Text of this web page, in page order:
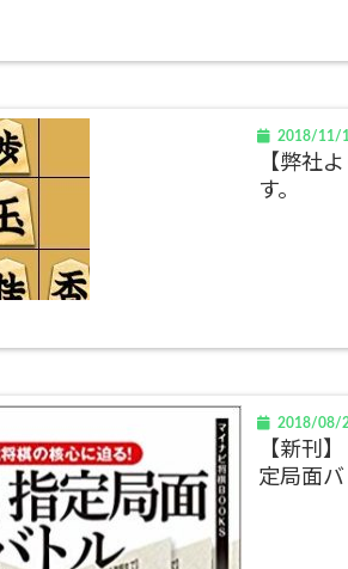
2018/11/
【弊社
す。
2018/08/
【新刊
定局面